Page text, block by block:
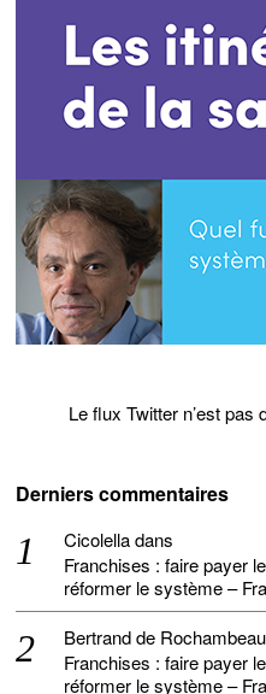
Le flux Twitter n’est pas
Derniers commentaires
Cicolelladans
Franchises : faire payer
réformer le système –
Bertrand de Rochambeau
Franchises : faire payer
réformer le système –